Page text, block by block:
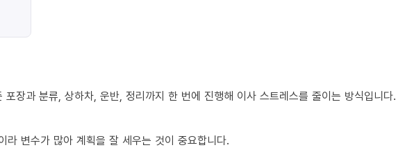
장과 분류, 상하차, 운반, 정리까지 한 번에 진행해 이사 스트레스를 줄이는 방식입니다.
라 변수가 많아 계획을 잘 세우는 것이 중요합니다.